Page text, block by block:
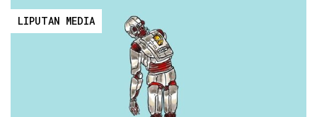
LIPUTAN MEDIA